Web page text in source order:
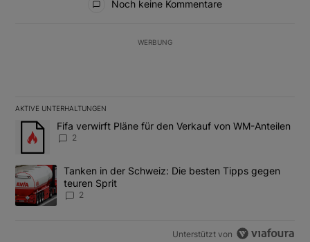
Noch keine Kommentare
WERBUNG
AKTIVE UNTERHALTUNGEN
Das Folgende ist eine Liste der am meisten kommentierten
Ein Trendartikel mit dem Titel "Fifa verwirft Pläne für den
Fifa verwirft Pläne für den Verkauf von WM-Anteilen
2
Ein Trendartikel mit dem Titel "Tanken in der Schweiz: Die
Tanken in der Schweiz: Die besten Tipps gegen
teuren Sprit
2
Unterstützt von